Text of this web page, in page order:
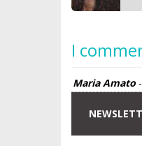
I
Maria Amato